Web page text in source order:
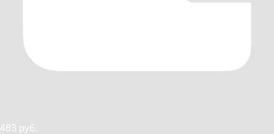
483 руб.